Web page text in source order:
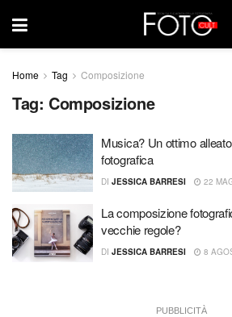
Home Tag Composizione
Tag: Composizione
Musica? Un ottimo
fotografica
DI JESSICA BARRESI 22
La composizione
vecchie regole?
DI JESSICA BARRESI 8
PUBBLICITÀ